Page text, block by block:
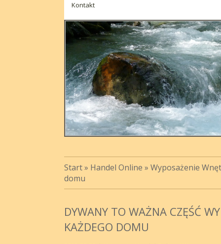
Kontakt
Start» Handel Online » Wyposażenie
domu
DYWANY TO WAŻNA CZĘŚĆ
KAŻDEGO DOMU